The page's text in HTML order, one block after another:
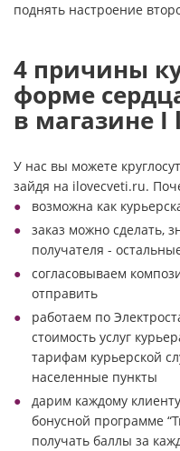
поднять настроение
4 причины
форме
в магазине I
У нас вы можете
зайдя на ilovecveti.ru.
возможна как
заказ можно сделать,
получателя -
согласовываем
отправить
работаем по
стоимость услуг
тарифам курьерской
населенные пункты
дарим каждому
бонусной программе
получать баллы за